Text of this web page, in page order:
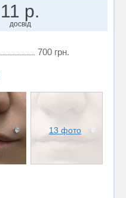
11 р.
досвід
700 грн.
13 фото